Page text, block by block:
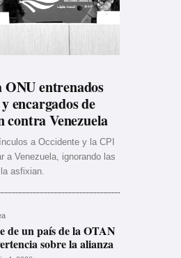
ONU entrenados
encargados de
Venezuela
a Occidente y la CPI
a Venezuela, ignorando las
asfixian.
de un país de la OTAN
sobre la alianza